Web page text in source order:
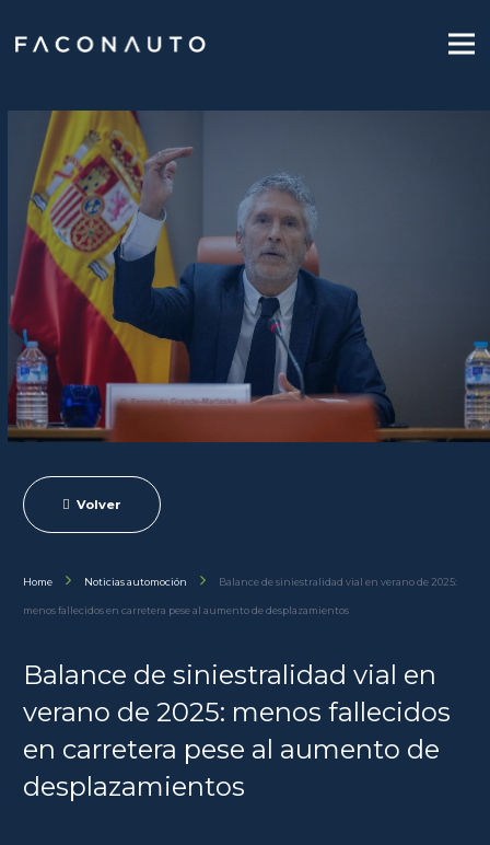
Volver
Home Noticias automoción Balance de siniestralidad vial en verano de 2025:
menos fallecidos en carretera pese al aumento de desplazamientos
Balance de siniestralidad vial en
verano de 2025: menos fallecidos
en carretera pese al aumento de
desplazamientos